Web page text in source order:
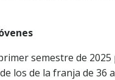
semestre de
los de la franja de 36